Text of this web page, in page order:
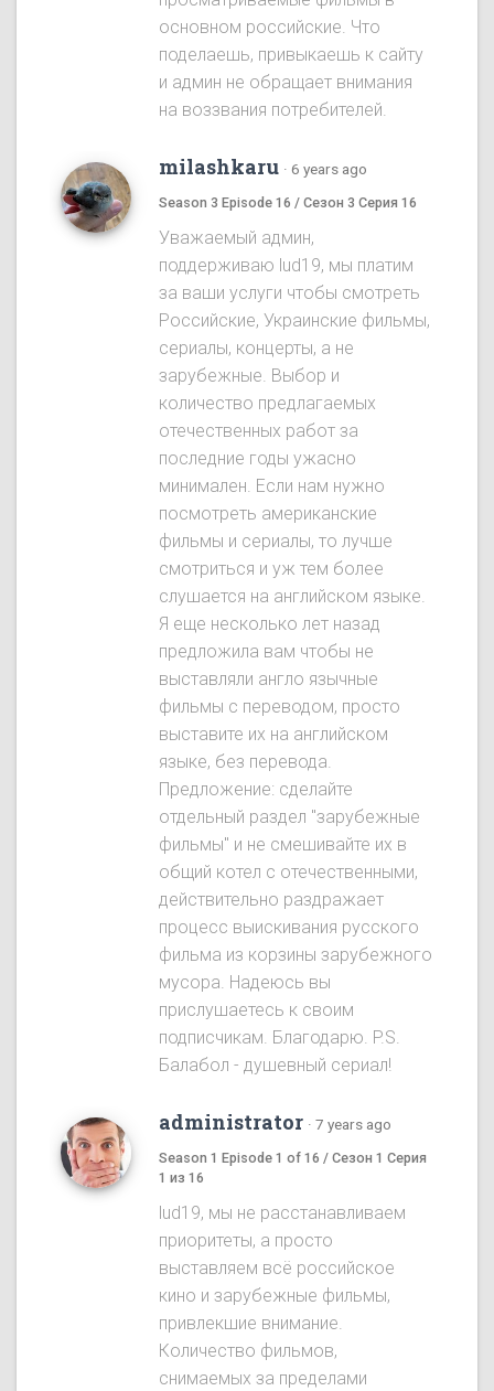
основном российские. Что
поделаешь, привыкаешь к сайту
и админ не обращает внимания
на воззвания потребителей.
milashkaru · 6 years ago
Season 3 Episode 16 / Сезон 3 Серия 16
Уважаемый админ,
поддерживаю lud19, мы платим
за ваши услуги чтобы смотреть
Российские, Украинские фильмы,
сериалы, концерты, а не
зарубежные. Выбор и
количество предлагаемых
отечественных работ за
последние годы ужасно
минимален. Если нам нужно
посмотреть американские
фильмы и сериалы, то лучше
смотриться и уж тем более
слушается на английском языке.
Я еще несколько лет назад
предложила вам чтобы не
выставляли англо язычные
фильмы с переводом, просто
выставите их на английском
языке, без перевода.
Предложение: сделайте
отдельный раздел "зарубежные
фильмы" и не смешивайте их в
общий котел с отечественными,
действительно раздражает
процесс выискивания русского
фильма из корзины зарубежного
мусора. Надеюсь вы
прислушаетесь к своим
подписчикам. Благодарю. P.S.
Балабол - душевный сериал!
administrator · 7 years ago
Season 1 Episode 1 of 16 / Сезон 1 Серия
1 из 16
lud19, мы не расстанавливаем
приоритеты, а просто
выставляем всё российское
кино и зарубежные фильмы,
привлекшие внимание.
Количество фильмов,
снимаемых за пределами